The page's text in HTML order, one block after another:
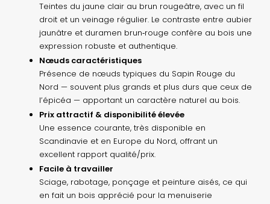
Teintes du jaune clair au brun rougeâtre, avec un fil
droit et un veinage régulier. Le contraste entre aubier
jaunâtre et duramen brun‑rouge confère au bois une
expression robuste et authentique.
Nœuds caractéristiques
Présence de nœuds typiques du Sapin Rouge du
Nord — souvent plus grands et plus durs que ceux de
l’épicéa — apportant un caractère naturel au bois.
Prix attractif & disponibilité élevée
Une essence courante, très disponible en
Scandinavie et en Europe du Nord, offrant un
excellent rapport qualité/prix.
Facile à travailler
Sciage, rabotage, ponçage et peinture aisés, ce qui
en fait un bois apprécié pour la menuiserie